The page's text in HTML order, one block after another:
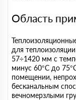
Область
для
57÷1420 мм с
минус 60°С до
помещении,
бесканальным
вечномерзлыми